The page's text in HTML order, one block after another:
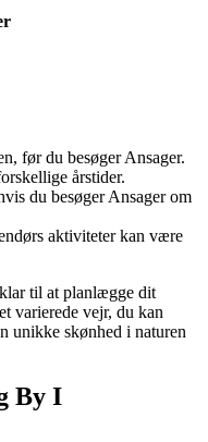
før du besøger Ansager.
årstider.
du besøger Ansager om
aktiviteter kan være
til at planlægge dit
varierede vejr, du kan
unikke skønhed i naturen
By I